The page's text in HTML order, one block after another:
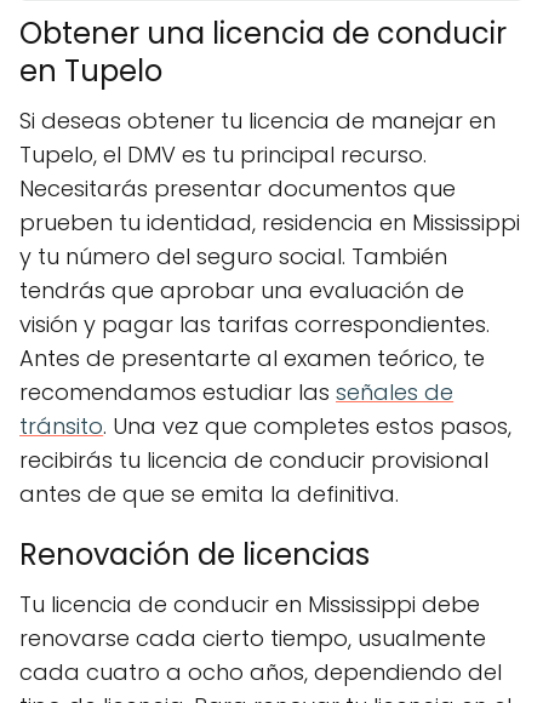
Obtener una licencia de conducir
en Tupelo
Si deseas obtener tu licencia de manejar en
Tupelo, el DMV es tu principal recurso.
Necesitarás presentar documentos que
prueben tu identidad, residencia en Mississippi
y tu número del seguro social. También
tendrás que aprobar una evaluación de
visión y pagar las tarifas correspondientes.
Antes de presentarte al examen teórico, te
recomendamos estudiar las señales de
tránsito. Una vez que completes estos pasos,
recibirás tu licencia de conducir provisional
antes de que se emita la definitiva.
Renovación de licencias
Tu licencia de conducir en Mississippi debe
renovarse cada cierto tiempo, usualmente
cada cuatro a ocho años, dependiendo del